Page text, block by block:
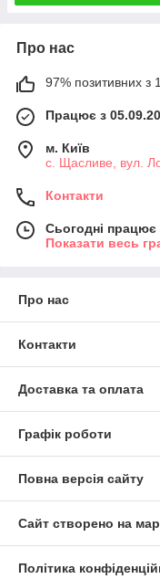
Про нас
97% позитивних з
Працює з
м. Київ
с. Щасливе, вул.
Контакти
Сьогодні працює
Показати весь
Про нас
Контакти
Доставка та оплата
Графік роботи
Повна версія сайту
Сайт створено на
Політика